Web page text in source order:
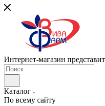
Интернет-магазин
Каталог
По всему сайту